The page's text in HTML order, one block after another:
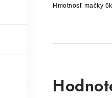
Hmotnosť mačky